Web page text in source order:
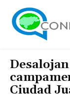
Ciudad